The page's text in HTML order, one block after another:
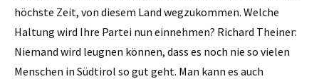
höchste Zeit, von diesem Land wegzukommen. Welche
Haltung wird Ihre Partei nun einnehmen? Richard Theiner:
Niemand wird leugnen können, dass es noch nie so vielen
Menschen in Südtirol so gut geht. Man kann es auch